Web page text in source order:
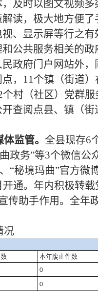
及时以图文视频
读，极大地方便
、显示屏等行之
公共服务相关的
政府门户网站外
， 11 个镇（街道
个村（社区）党群
查阅点县、镇（
监管。 全县现存6
政务”等3个微信公
“秘境玛曲”官方微
通。年内积极转
传助手作用。全年
况
本年废止件数
0
0